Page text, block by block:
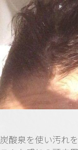
炭酸泉を使い汚れ